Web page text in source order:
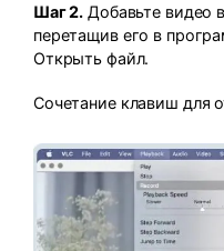
Шаг 2. Добавьте видео
перетащив его в
Открыть файл.
Сочетание клавиш для